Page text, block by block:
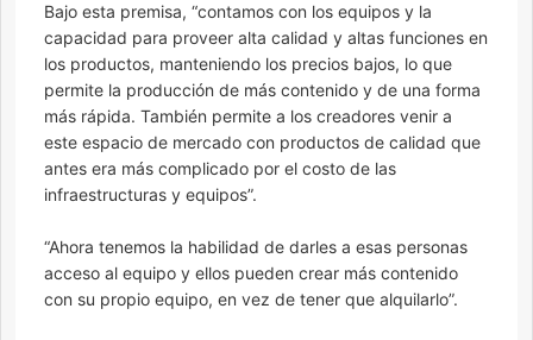
Bajo esta premisa, “contamos con los equipos y la
capacidad para proveer alta calidad y altas funciones en
los productos, manteniendo los precios bajos, lo que
permite la producción de más contenido y de una forma
más rápida. También permite a los creadores venir a
este espacio de mercado con productos de calidad que
antes era más complicado por el costo de las
infraestructuras y equipos”.
“Ahora tenemos la habilidad de darles a esas personas
acceso al equipo y ellos pueden crear más contenido
con su propio equipo, en vez de tener que alquilarlo”.